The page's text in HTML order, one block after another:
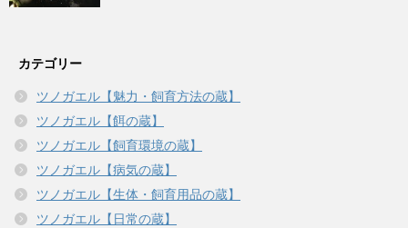
カテゴリー
ツノガエル【魅力・飼育方法の蔵】
ツノガエル【餌の蔵】
ツノガエル【飼育環境の蔵】
ツノガエル【病気の蔵】
ツノガエル【生体・飼育用品の蔵】
ツノガエル【日常の蔵】